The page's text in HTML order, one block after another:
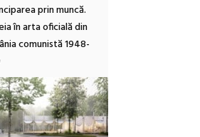
prin muncă.
în arta oficială din
comunistă 1948-